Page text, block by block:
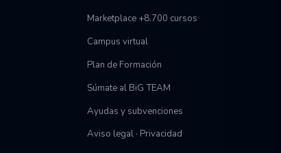
Marketplace +8.700 cursos
Campus virtual
Plan de Formación
Súmate al BiG TEAM
Ayudas y subvenciones
Aviso legal · Privacidad